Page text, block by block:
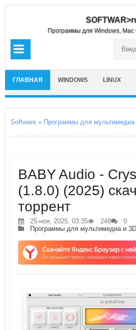
Программы для Windows, Mac
ГЛАВНАЯ WINDOWS LINUX
Software » Программы для мультимедиа
BABY Audio -
(1.8.0) (2025)
торрент
25-ноя, 2025, 03:35 248
0
Программы для мультимедиа и 3D